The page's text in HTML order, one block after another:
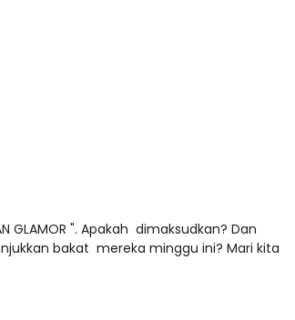
GLAMOR ". Apakah dimaksudkan? Dan
bakat mereka minggu ini? Mari kita